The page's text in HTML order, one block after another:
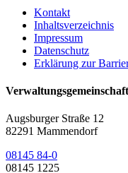
Kontakt
Inhaltsverzeichnis
Impressum
Datenschutz
Erklärung zur
Augsburger Straße 12
82291 Mammendorf
08145 84-0
08145 1225